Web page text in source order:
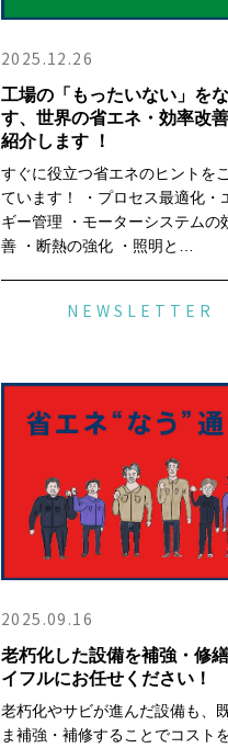
2025.12.26
工場の「もったいない」をな
す、世界の省エネ・効率改
紹介します ！
すぐに役立つ省エネのヒントを
ています！ ・プロセス最適化・
ギー管理 ・モーターシステムの
善 ・断熱の強化 ・照明と…
NEWSLETTER
2025.09.16
老朽化した設備を補強・修
イフルにお任せください！
老朽化やサビが進んだ設備も、
ま補強・補修することでコスト